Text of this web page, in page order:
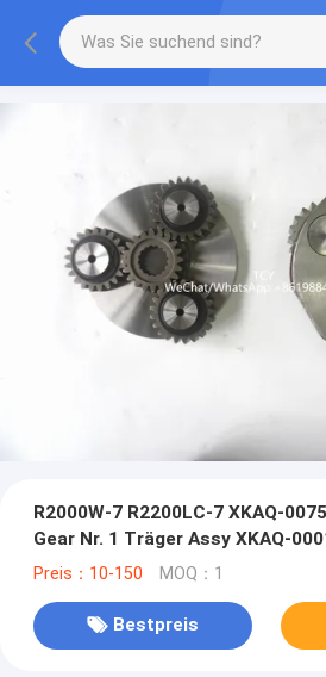
R2000W-7 R2200LC-7 XKAQ-
Gear Nr. 1 Träger Assy XKAQ-
Preis：10-150 MOQ：1
Bestpreis